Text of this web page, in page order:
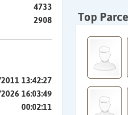
4733
2908
13:42:27
16:03:49
00:02:11
Top